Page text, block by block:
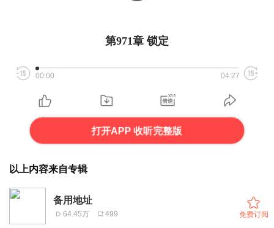
第971章 锁定
00:00 04:27
打开APP 收听完整版
以上内容来自专辑
备用地址
64.45万 499 免费订阅